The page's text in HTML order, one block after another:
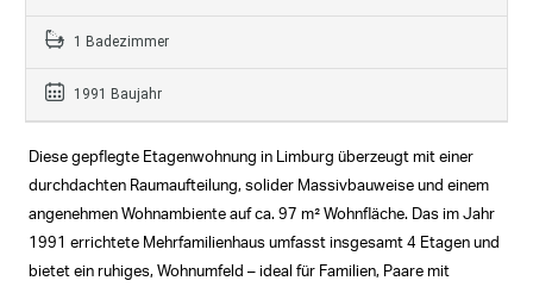
1 Badezimmer
1991 Baujahr
Diese gepflegte Etagenwohnung in Limburg überzeugt mit einer
durchdachten Raumaufteilung, solider Massivbauweise und einem
angenehmen Wohnambiente auf ca. 97 m² Wohnfläche. Das im Jahr
1991 errichtete Mehrfamilienhaus umfasst insgesamt 4 Etagen und
bietet ein ruhiges, Wohnumfeld – ideal für Familien, Paare mit